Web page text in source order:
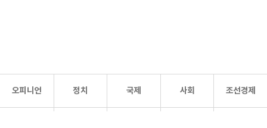
오피니언 정치 국제 사회 조선경제